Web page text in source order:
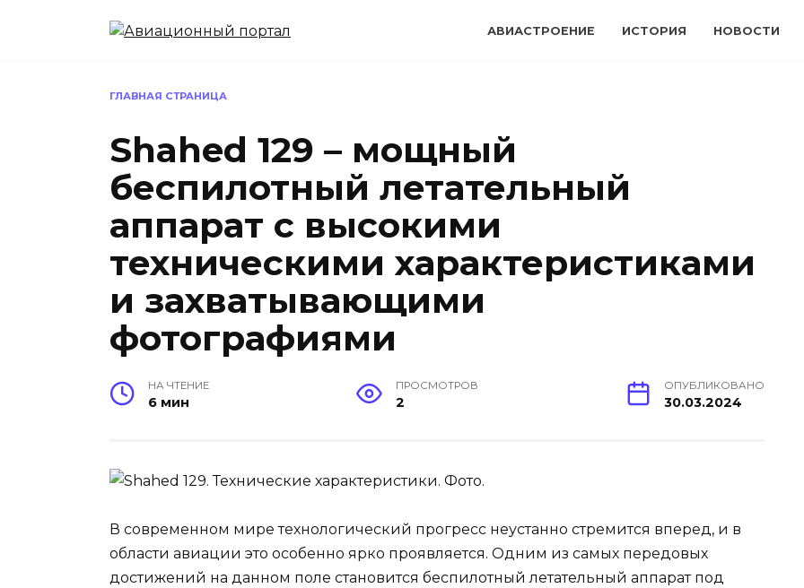
АВИАСТРОЕНИЕ ИСТОРИЯ НОВОСТИ
ГЛАВНАЯ СТРАНИЦА
Shahed 129 – мощный
беспилотный летательный
аппарат с высокими
техническими характеристиками
и захватывающими
фотографиями
НА ЧТЕНИЕ
6 мин
ПРОСМОТРОВ
2
ОПУБЛИКОВАНО
30.03.2024
В современном мире технологический прогресс неустанно стремится вперед, и в
области авиации это особенно ярко проявляется. Одним из самых передовых
достижений на данном поле становится беспилотный летательный аппарат под